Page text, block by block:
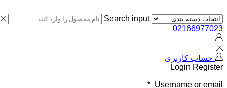
Search input
02166977023
حساب کاربری
Login Register
Username or email
*